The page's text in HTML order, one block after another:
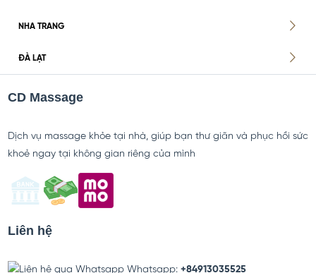
NHA TRANG
ĐÀ LẠT
CD Massage
Dịch vụ massage khỏe tại nhà, giúp bạn thư giãn và phục hồi sức
khoẻ ngay tại không gian riêng của mình
Liên hệ
Whatsapp: +84913035525